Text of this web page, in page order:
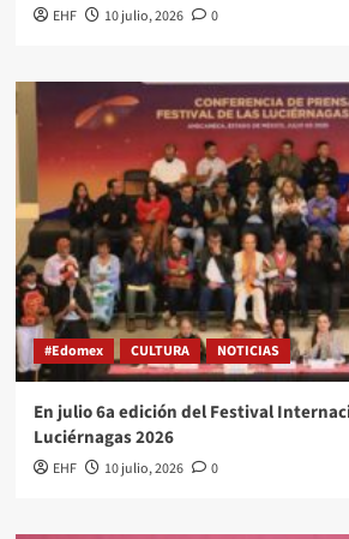
EHF 10 julio, 2026 0
#Edomex CULTURA NOTICIAS
En julio 6a edición del Festival
Luciérnagas 2026
EHF 10 julio, 2026 0